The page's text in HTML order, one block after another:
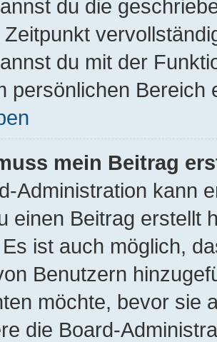
du die
du mit der
persönlichen Bereich
mein Beitrag
Administration kann
einen Beitrag erstellt
ist auch möglich,
Benutzern
möchte, bevor sie
die Board-